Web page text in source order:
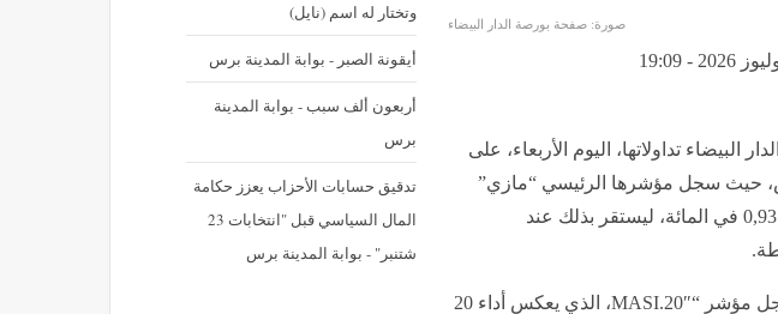
وتختار له اسم (نايل)
أيقونة الصبر - بوابة المدينة برس
أربعون ألف سبب - بوابة المدينة
برس
تدقيق حسابات الأحزاب يعزز حكامة
المال السياسي قبل "انتخابات 23
شتنبر" - بوابة المدينة برس
صورة: صفحة بورصة الدار البيضاء
البيضاء تداولاتها، اليوم الأربعاء، على
حيث سجل مؤشرها الرئيسي “مازي”
تراجعا بنسبة 0,93 في المائة، ليستقر بذلك عند
من جانبه، سجل مؤشر “MASI.20″، الذي يعكس أداء 20